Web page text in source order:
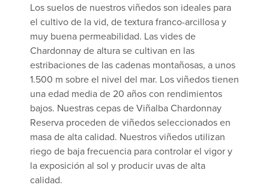
Los suelos de nuestros viñedos son ideales para
el cultivo de la vid, de textura franco-arcillosa y
muy buena permeabilidad. Las vides de
Chardonnay de altura se cultivan en las
estribaciones de las cadenas montañosas, a unos
1.500 m sobre el nivel del mar. Los viñedos tienen
una edad media de 20 años con rendimientos
bajos. Nuestras cepas de Viñalba Chardonnay
Reserva proceden de viñedos seleccionados en
masa de alta calidad. Nuestros viñedos utilizan
riego de baja frecuencia para controlar el vigor y
la exposición al sol y producir uvas de alta
calidad.